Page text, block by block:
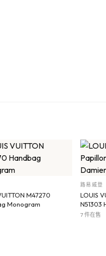
M47270
Monogram
路易威登
LOUIS
N51303
7 件在售